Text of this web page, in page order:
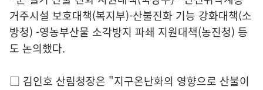
거주시설 보호대책(복지부)-산불진화 기능 강화대책(소
방청) -영농부산물 소각방지 파쇄 지원대책(농진청) 등
도 논의했다.
□ 김인호 산림청장은 "지구온난화의 영향으로 산불이